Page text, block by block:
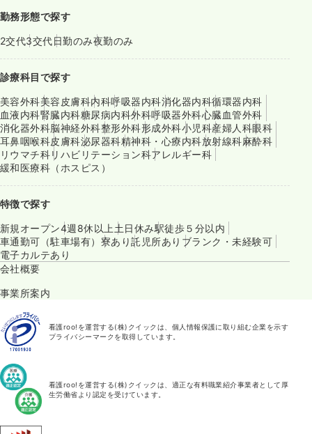
勤務形態で探す
2交代3交代日勤のみ夜勤のみ
診療科目で探す
美容外科美容皮膚科内科呼吸器内科消化器内科循環器内科
血液内科腎臓内科糖尿病内科外科呼吸器外科心臓血管外科
消化器外科脳神経外科整形外科形成外科小児科産婦人科眼科
耳鼻咽喉科皮膚科泌尿器科精神科・心療内科放射線科麻酔科
リウマチ科リハビリテーション科アレルギー科
緩和医療科（ホスピス）
特徴で探す
新規オープン4週8休以上 土日休み駅徒歩５分以内
車通勤可（駐車場有） 寮あり託児所あり ブランク・未経験可
電子カルテあり
会社概要
事業所案内
看護roo!を運営する(株)クイックは、個人情報保護に取り組む企業を示す
プライバシーマークを取得しています。
看護roo!を運営する(株)クイックは、適正な有料職業紹介事業者として厚
生労働省より認定を受けています。